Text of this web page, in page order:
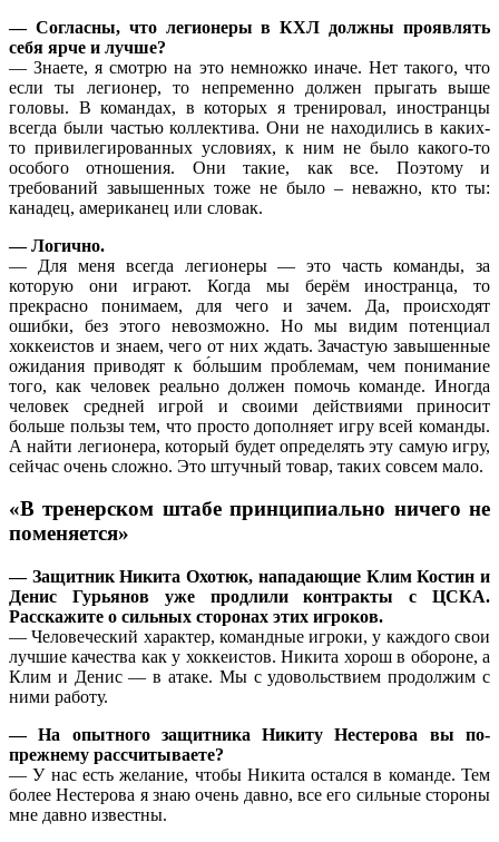
— Согласны, что легионеры в КХЛ должны проявлять
себя ярче и лучше?
— Знаете, я смотрю на это немножко иначе. Нет такого, что
если ты легионер, то непременно должен прыгать выше
головы. В командах, в которых я тренировал, иностранцы
всегда были частью коллектива. Они не находились в каких-
то привилегированных условиях, к ним не было какого-то
особого отношения. Они такие, как все. Поэтому и
требований завышенных тоже не было – неважно, кто ты:
канадец, американец или словак.
— Логично.
— Для меня всегда легионеры — это часть команды, за
которую они играют. Когда мы берём иностранца, то
прекрасно понимаем, для чего и зачем. Да, происходят
ошибки, без этого невозможно. Но мы видим потенциал
хоккеистов и знаем, чего от них ждать. Зачастую завышенные
ожидания приводят к бо́льшим проблемам, чем понимание
того, как человек реально должен помочь команде. Иногда
человек средней игрой и своими действиями приносит
больше пользы тем, что просто дополняет игру всей команды.
А найти легионера, который будет определять эту самую игру,
сейчас очень сложно. Это штучный товар, таких совсем мало.
«В тренерском штабе принципиально ничего не
поменяется»
— ЗащитникНикита Охотюк, нападающие Клим Костин и
Денис Гурьяновуже продлили контракты с ЦСКА.
Расскажите о сильных сторонах этих игроков.
— Человеческий характер, командные игроки, у каждого свои
лучшие качества как у хоккеистов. Никита хорош в обороне, а
Клим и Денис — в атаке. Мы с удовольствием продолжим с
ними работу.
— На опытного защитника Никиту Нестерова вы по-
прежнему рассчитываете?
— У нас есть желание, чтобы Никита остался в команде. Тем
более Нестерова я знаю очень давно, все его сильные стороны
мне давно известны.